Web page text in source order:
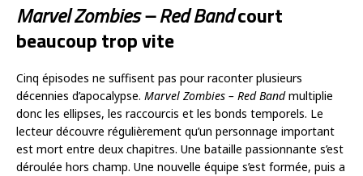
Marvel Zombies – Red Bandcourt
beaucoup trop vite
Cinq épisodes ne suffisent pas pour raconter plusieurs
décennies d’apocalypse. Marvel Zombies – Red Bandmultiplie
donc les ellipses, les raccourcis et les bonds temporels. Le
lecteur découvre régulièrement qu’un personnage important
est mort entre deux chapitres. Une bataille passionnante s’est
déroulée hors champ. Une nouvelle équipe s’est formée, puis a